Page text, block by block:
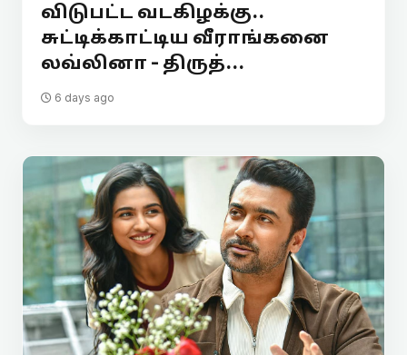
விடுபட்ட வடகிழக்கு..
சுட்டிக்காட்டிய வீராங்கனை
லவ்லினா - திருத்...
6 days ago